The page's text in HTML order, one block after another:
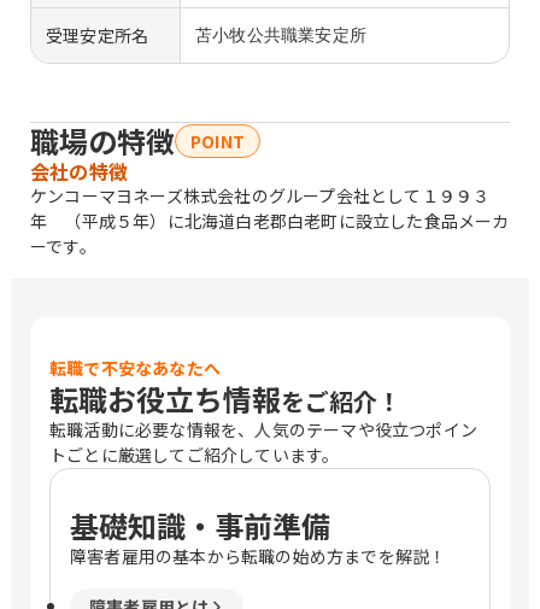
受理安定所名 苫小牧公共職業安定所
職場の特徴 POINT
会社の特徴
ケンコーマヨネーズ株式会社のグループ会社として１９９３
年 （平成５年）に北海道白老郡白老町に設立した食品メーカ
ーです。
転職で不安なあなたへ
転職お役立ち情報をご紹介！
転職活動に必要な情報を、人気のテーマや役立つポイン
トごとに厳選してご紹介しています。
基礎知識・事前準備
障害者雇用の基本から転職の始め方までを解説！